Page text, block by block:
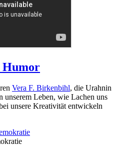
Humor
Vera F. Birkenbihl, die Urahnin
unserem Leben, wie Lachen uns
unsere Kreativität entwickeln